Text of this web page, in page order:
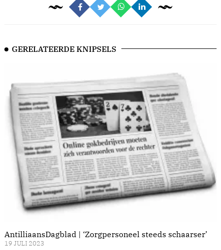
GERELATEERDE KNIPSELS
AntilliaansDagblad | ‘Zorgpersoneel steeds schaarser’
19 JULI 2023